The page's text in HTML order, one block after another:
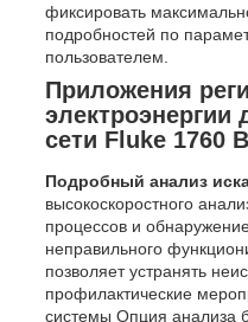
фиксировать
подробностей по
пользователем.
Приложения
электроэнергии
сети Fluke 1760
Подробный анализ
высокоскоростного
процессов и
неправильного
позволяет устранять
профилактические
системы Опция анализа